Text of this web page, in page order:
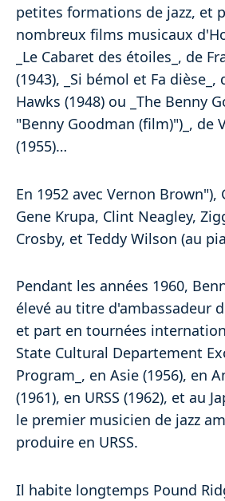
petites formations de jazz, et
nombreux films musicaux
_Le Cabaret des étoiles_, de
(1943), _Si bémol et Fa dièse_,
Hawks (1948) ou _The Benny
"Benny Goodman (film)")_, de
(1955)…
En 1952 avec Vernon Brown"),
Gene Krupa, Clint Neagley,
Crosby, et Teddy Wilson (au
Pendant les années 1960,
élevé au titre d'ambassadeur
et part en tournées
State Cultural Departement
Program_, en Asie (1956), en
(1961), en URSS (1962), et au
le premier musicien de jazz
produire en URSS.
Il habite longtemps Pound